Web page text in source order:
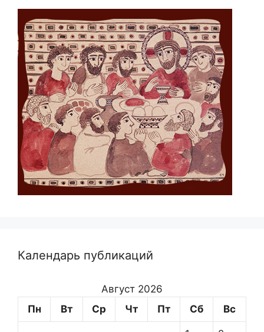
Календарь публикаций
Август 2026
Пн
Вт Ср Чт Пт Сб Вс